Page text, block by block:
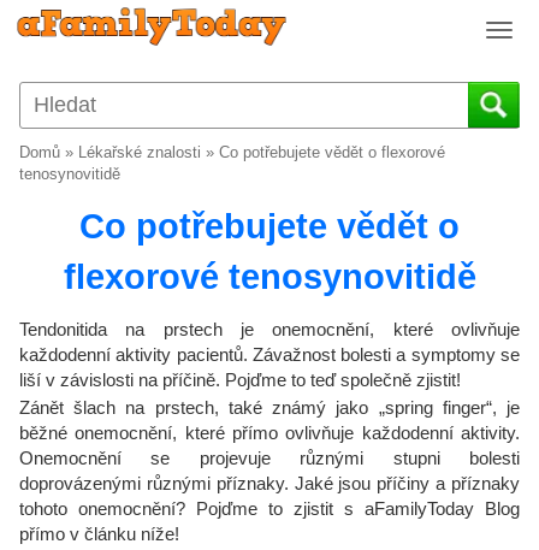
T
g
g
a
t
o
n
Domů » Lékařské znalosti » Co potřebujete vědět o flexorové
tenosynovitidě
Co potřebujete vědět o
flexorové tenosynovitidě
Tendonitida na prstech je onemocnění, které ovlivňuje
každodenní aktivity pacientů. Závažnost bolesti a symptomy se
liší v závislosti na příčině. Pojďme to teď společně zjistit!
Zánět šlach na prstech, také známý jako „spring finger“, je
běžné onemocnění, které přímo ovlivňuje každodenní aktivity.
Onemocnění se projevuje různými stupni bolesti
doprovázenými různými příznaky. Jaké jsou příčiny a příznaky
tohoto onemocnění? Pojďme to zjistit s aFamilyToday Blog
přímo v článku níže!